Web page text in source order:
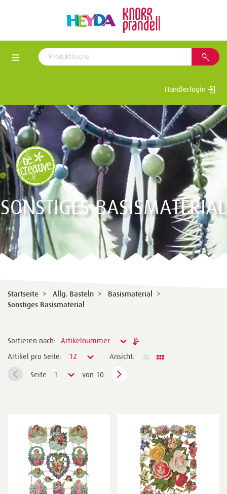
Händlerlogin
SONSTIGES BASISMATERIAL
Startseite > Allg. Basteln > Basismaterial
>
Sonstiges Basismaterial
Sortieren nach:
Artikelnummer
Artikel pro Seite:
12 Ansicht:
Seite 1 von 10